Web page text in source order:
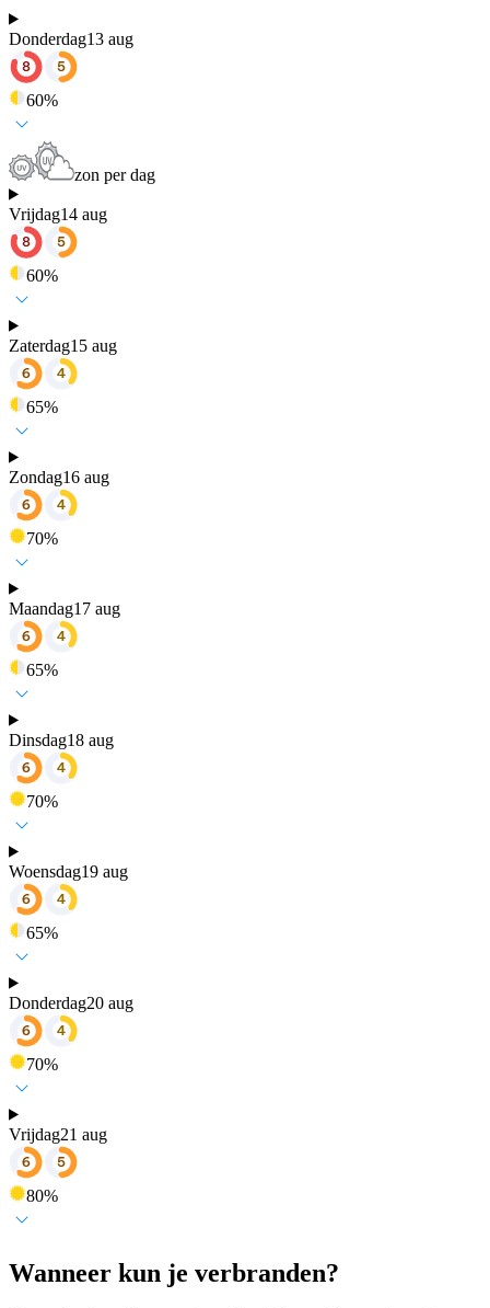
Donderdag13 aug
60%
zon per dag
Vrijdag14 aug
60%
Zaterdag15 aug
65%
Zondag16 aug
70%
Maandag17 aug
65%
Dinsdag18 aug
70%
Woensdag19 aug
65%
Donderdag20 aug
70%
Vrijdag21 aug
80%
Wanneer kun je verbranden?